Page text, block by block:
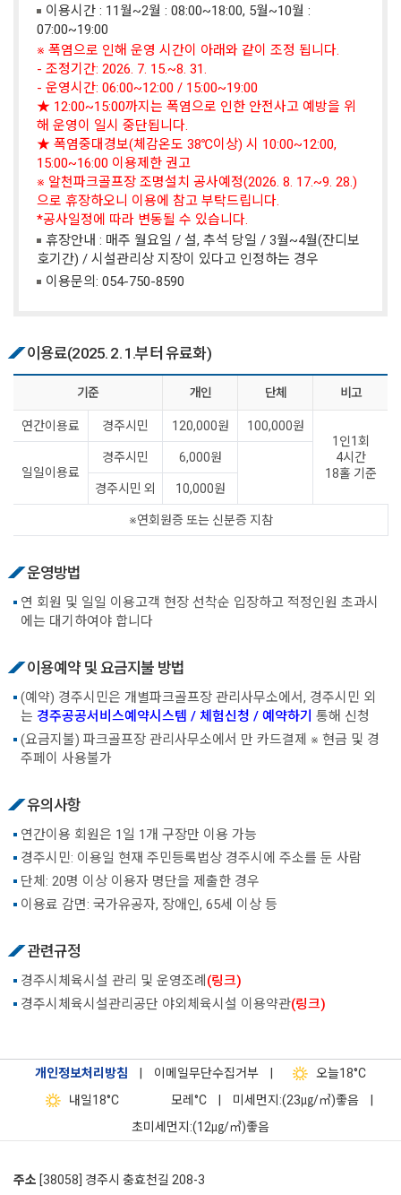
이용시간 : 11월~2월 : 08:00~18:00, 5월~10월 :
07:00~19:00
※ 폭염으로 인해 운영 시간이 아래와 같이 조정 됩니다.
- 조정기간: 2026. 7. 15.~8. 31.
- 운영시간: 06:00~12:00 / 15:00~19:00
★ 12:00~15:00까지는 폭염으로 인한 안전사고 예방을 위
해 운영이 일시 중단됩니다.
★ 폭염중대경보(체감온도 38℃이상) 시 10:00~12:00,
15:00~16:00 이용제한 권고
※ 알천파크골프장 조명설치 공사예정(2026. 8. 17.~9. 28.)
으로 휴장하오니 이용에 참고 부탁드립니다.
*공사일정에 따라 변동될 수 있습니다.
휴장안내 : 매주 월요일 / 설, 추석 당일 / 3월~4월(잔디보
호기간) / 시설관리상 지장이 있다고 인정하는 경우
이용문의: 054-750-8590
이용료(2025. 2. 1.부터 유료화)
기준 개인 단체 비고
연간이용료 경주시민 120,000원
100,000원
1인1회
4시간
18홀 기준
일일이용료
경주시민 6,000원
경주시민 외 10,000원
※연회원증 또는 신분증 지참
운영방법
연 회원 및 일일 이용고객 현장 선착순 입장하고 적정인원 초과시
에는 대기하여야 합니다
이용예약 및 요금지불 방법
(예약) 경주시민은 개별파크골프장 관리사무소에서, 경주시민 외
는 경주공공서비스예약시스템 / 체험신청 / 예약하기 통해 신청
(요금지불) 파크골프장 관리사무소에서 만 카드결제 ※ 현금 및 경
주페이 사용불가
유의사항
연간이용 회원은 1일 1개 구장만 이용 가능
경주시민: 이용일 현재 주민등록법상 경주시에 주소를 둔 사람
단체: 20명 이상 이용자 명단을 제출한 경우
이용료 감면: 국가유공자, 장애인, 65세 이상 등
관련규정
경주시체육시설 관리 및 운영조례 (링크)
경주시체육시설관리공단 야외체육시설 이용약관(링크)
개인정보처리방침 이메일무단수집거부 오늘18°C
내일18°C 모레 °C 미세먼지:(23㎍/㎥)좋음
초미세먼지:(12㎍/㎥)좋음
주소 [38058] 경주시 충효천길 208-3